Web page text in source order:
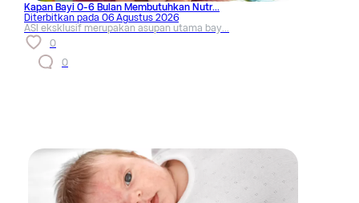
Kapan Bayi 0-6 Bulan Membutuhkan Nutr...
Diterbitkan pada 06 Agustus 2026
ASI eksklusif merupakan asupan utama bay...
0
0